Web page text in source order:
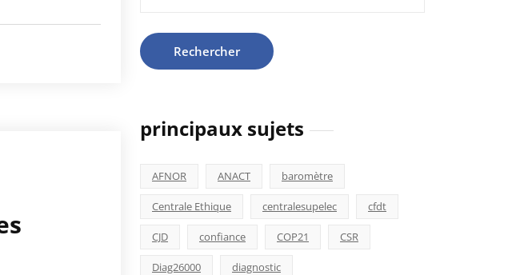
principaux sujets
AFNOR ANACT baromètre
Centrale Ethique centralesupelec cfdt
CJD confiance COP21 CSR
Diag26000 diagnostic